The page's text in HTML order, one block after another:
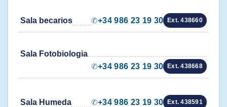
Sala becarios ✆+34 986 23 19 30 Ext. 438660
Sala Fotobiologia
✆+34 986 23 19 30 Ext. 438668
Sala Humeda ✆+34 986 23 19 30 Ext. 438591